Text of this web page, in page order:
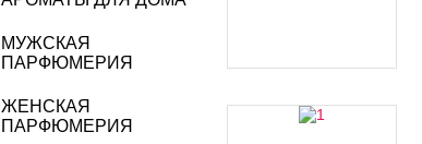
МУЖСКАЯ
ПАРФЮМЕРИЯ
ЖЕНСКАЯ
ПАРФЮМЕРИЯ